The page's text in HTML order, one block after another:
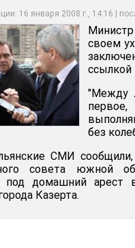
16 января 2008 г., 14:16 |
юстиции Италии заявил о
своем
ссылкой
"Между
без
СМИ
совета южной
под домашний арест
Казерта.